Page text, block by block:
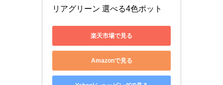
リアグリーン 選べる4色ポット
楽天市場で見る
Amazonで見る